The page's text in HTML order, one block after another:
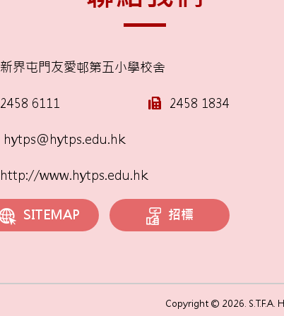
新界屯門友愛邨第五小學校舍
2458 6111 2458 1834
hytps@hytps.edu.hk
http://www.hytps.edu.hk
SITEMAP 招標
Copyright © 2026. S.T.F.A.